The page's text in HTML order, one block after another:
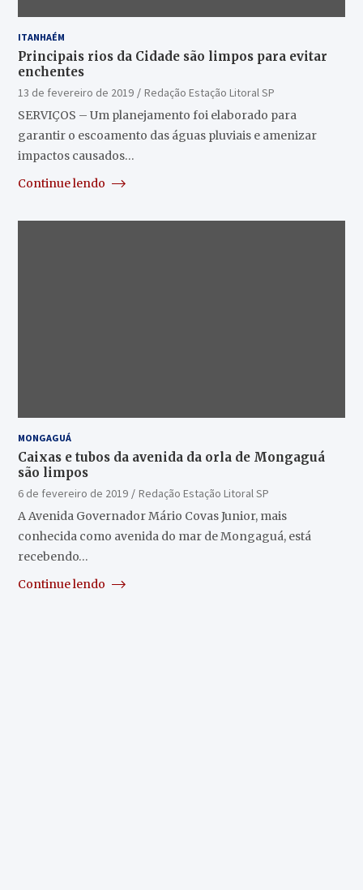
ITANHAÉM
Principais rios da Cidade são limpos para evitar
enchentes
13 de fevereiro de 2019
Redação Estação Litoral SP
SERVIÇOS – Um planejamento foi elaborado para
garantir o escoamento das águas pluviais e amenizar
impactos causados…
Continue lendo
MONGAGUÁ
Caixas e tubos da avenida da orla de Mongaguá
são limpos
6 de fevereiro de 2019
Redação Estação Litoral SP
A Avenida Governador Mário Covas Junior, mais
conhecida como avenida do mar de Mongaguá, está
recebendo…
Continue lendo